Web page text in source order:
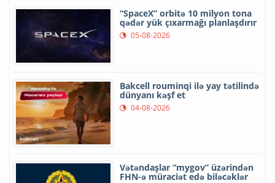
“SpaceX” orbitə 10 milyon tona
qədər yük çıxarmağı planlaşdırır
05-08-2026
Bakcell rouminqi ilə yay tətilində
dünyanı kəşf et
04-08-2026
Vətəndaşlar “mygov” üzərindən
FHN-ə müraciət edə biləcəklər